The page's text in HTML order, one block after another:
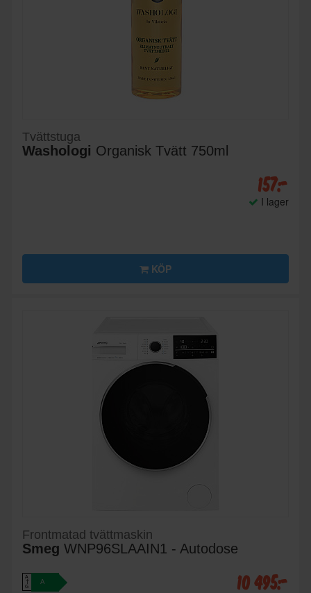
Tvättstuga
Washologi Organisk Tvätt 750ml
157:-
I lager
KÖP
Frontmatad tvättmaskin
Smeg WNP96SLAAIN1 - Autodose
A
↑
G
A 10 495:-